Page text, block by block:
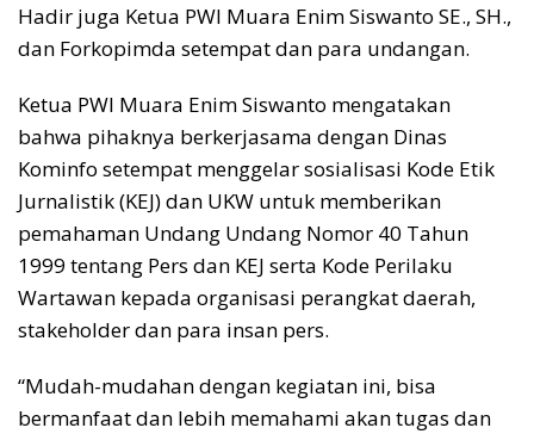
Hadir juga Ketua PWI Muara Enim Siswanto SE., SH.,
dan Forkopimda setempat dan para undangan.
Ketua PWI Muara Enim Siswanto mengatakan
bahwa pihaknya berkerjasama dengan Dinas
Kominfo setempat menggelar sosialisasi Kode Etik
Jurnalistik (KEJ) dan UKW untuk memberikan
pemahaman Undang Undang Nomor 40 Tahun
1999 tentang Pers dan KEJ serta Kode Perilaku
Wartawan kepada organisasi perangkat daerah,
stakeholder dan para insan pers.
“Mudah-mudahan dengan kegiatan ini, bisa
bermanfaat dan lebih memahami akan tugas dan